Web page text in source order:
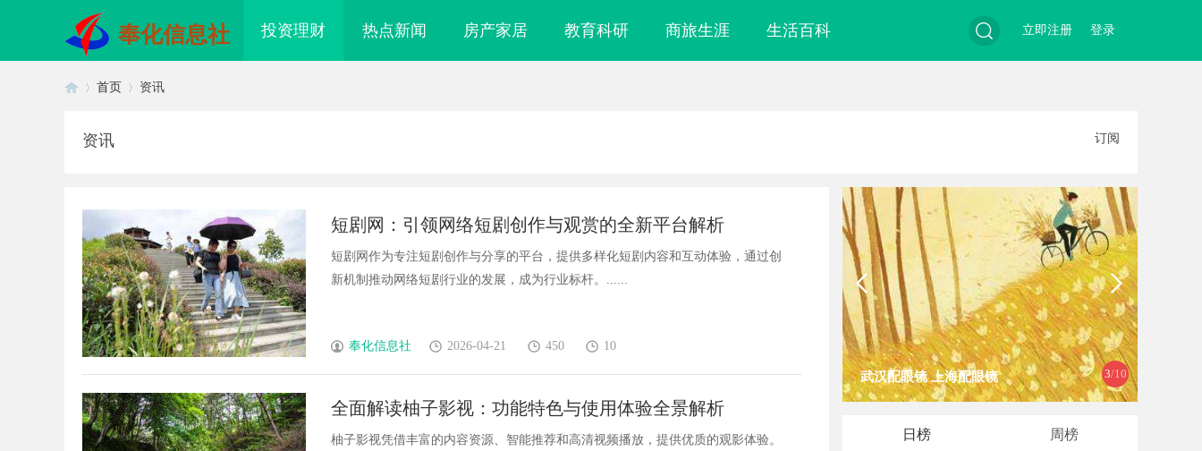
奉化信息社 投资理财 热点新闻 房产家居 教育科研 商旅生涯 生活百科 登录
立即注册
首页 资讯
资讯 订阅
短剧网：引领网络短剧创作与观赏的全新平台解析
短剧网作为专注短剧创作与分享的平台，提供多样化短剧内容和互动体验，通过创
新机制推动网络短剧行业的发展，成为行业标杆。......
奉化信息社 2026-04-21 450 10
全面解读柚子影视：功能特色与使用体验全景解析
柚子影视凭借丰富的内容资源、智能推荐和高清视频播放，提供优质的观影体验。
3/10
眼镜 上海配眼镜 温婉灵动，一眼万年！久匠量身定制
的眉眼唇，才是你整张脸的点睛之
武汉配眼镜 上海配眼镜 武汉配眼镜 上海配眼镜
日榜 周榜